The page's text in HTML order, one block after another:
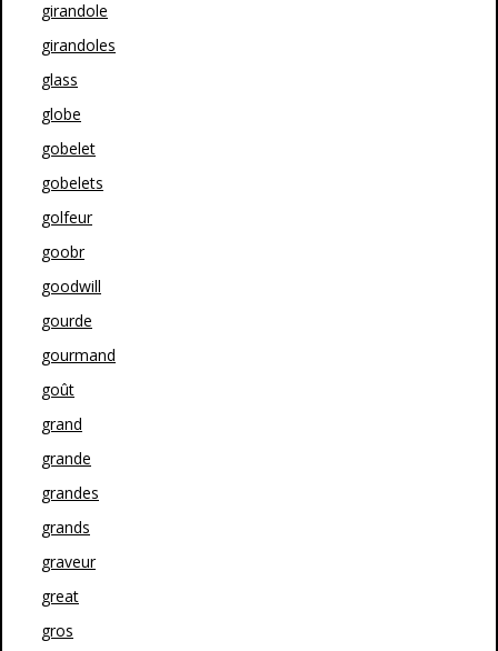
girandole
girandoles
glass
globe
gobelet
gobelets
golfeur
goobr
goodwill
gourde
gourmand
goût
grand
grande
grandes
grands
graveur
great
gros